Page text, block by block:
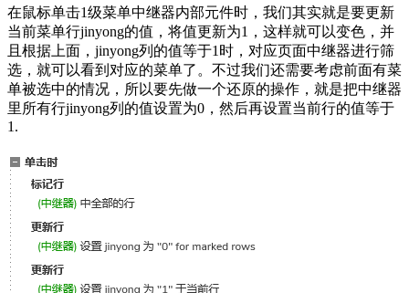
在鼠标单击1级菜单中继器内部元件时，我们其实就是要更新
当前菜单行jinyong的值，将值更新为1，这样就可以变色，并
且根据上面，jinyong列的值等于1时，对应页面中继器进行筛
选，就可以看到对应的菜单了。不过我们还需要考虑前面有菜
单被选中的情况，所以要先做一个还原的操作，就是把中继器
里所有行jinyong列的值设置为0，然后再设置当前行的值等于
1.